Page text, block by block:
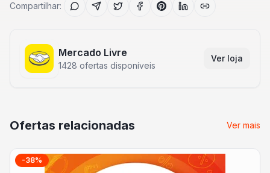
Compartilhar:
Mercado Livre
1428 ofertas disponíveis
Ver loja
Ofertas relacionadas Ver mais
-38%